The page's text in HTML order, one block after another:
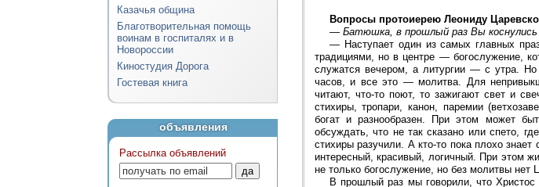
Казачья община
Благотворительная помощь
воинам в госпиталях и в
Новороссии
Киностудия Дорога
Гостевая книга
объявления
Рассылка объявлений
Вопросы протоиерею Леониду
—Батюшка, в прошлый раз Вы
— Наступает один из самых главных
традициями, но в центре — богослужение,
служатся вечером, а литургии — с утра.
часов, и все это — молитва. Для
читают, что-то поют, то зажигают свет и
стихиры, тропари, канон, паремии
богат и разнообразен. При этом может
обсуждать, что не так сказано или спето,
стихиры разучили. А кто-то пока плохо
интересный, красивый, логичный. При этом
не только богослужение, но без молитвы нет
В прошлый раз мы говорили, что